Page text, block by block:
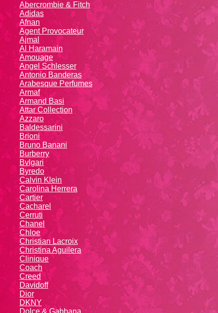
Abercrombie & Fitch
Adidas
Afnan
Agent Provocateur
Ajmal
Al Haramain
Amouage
Angel Schlesser
Antonio Banderas
Arabesque Perfumes
Armaf
Armand Basi
Attar Collection
Azzaro
Baldessarini
Brioni
Bruno Banani
Burberry
Bvlgari
Byredo
Calvin Klein
Carolina Herrera
Cartier
Caсhаrеl
Cerruti
Chanel
Chloe
Christian Lacroix
Christina Aguilera
Cliniquе
Coach
Creed
Davidoff
Dior
DKNY